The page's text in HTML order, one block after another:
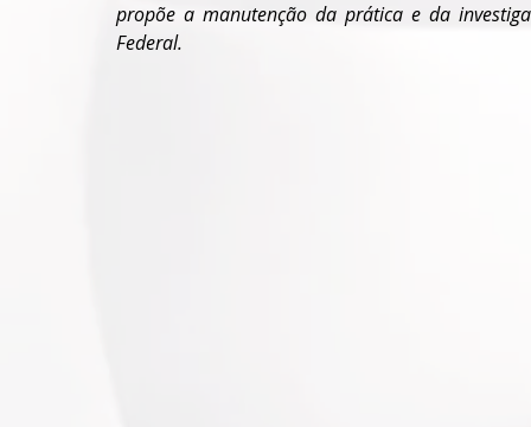
propõe a manutenção da prática e da
Federal.